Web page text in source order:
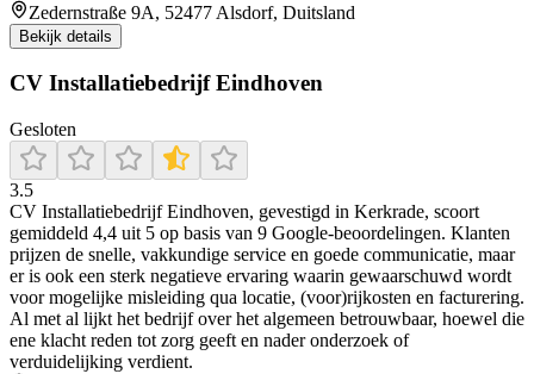
Zedernstraße 9A, 52477 Alsdorf, Duitsland
Bekijk details
CV Installatiebedrijf Eindhoven
Gesloten
3.5
CV Installatiebedrijf Eindhoven, gevestigd in Kerkrade, scoort
gemiddeld 4,4 uit 5 op basis van 9 Google-beoordelingen. Klanten
prijzen de snelle, vakkundige service en goede communicatie, maar
er is ook een sterk negatieve ervaring waarin gewaarschuwd wordt
voor mogelijke misleiding qua locatie, (voor)rijkosten en facturering.
Al met al lijkt het bedrijf over het algemeen betrouwbaar, hoewel die
ene klacht reden tot zorg geeft en nader onderzoek of
verduidelijking verdient.